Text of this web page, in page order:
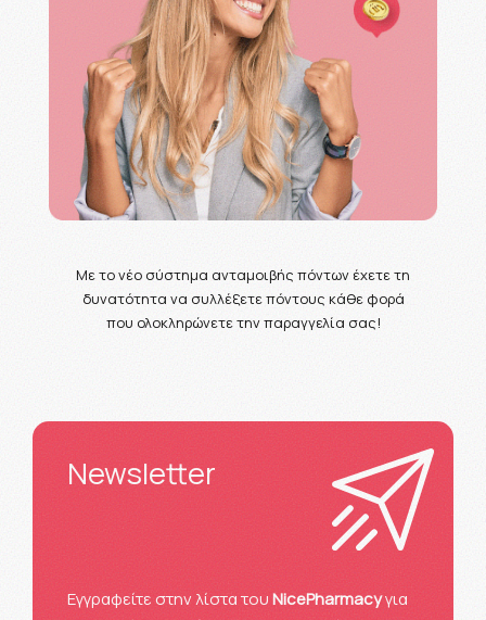
Με το νέο σύστημα ανταμοιβής πόντων έχετε τη
δυνατότητα να συλλέξετε πόντους κάθε φορά
που ολοκληρώνετε την παραγγελία σας!
Newsletter
Eγγραφείτε στην λίστα τουNicePharmacyγια